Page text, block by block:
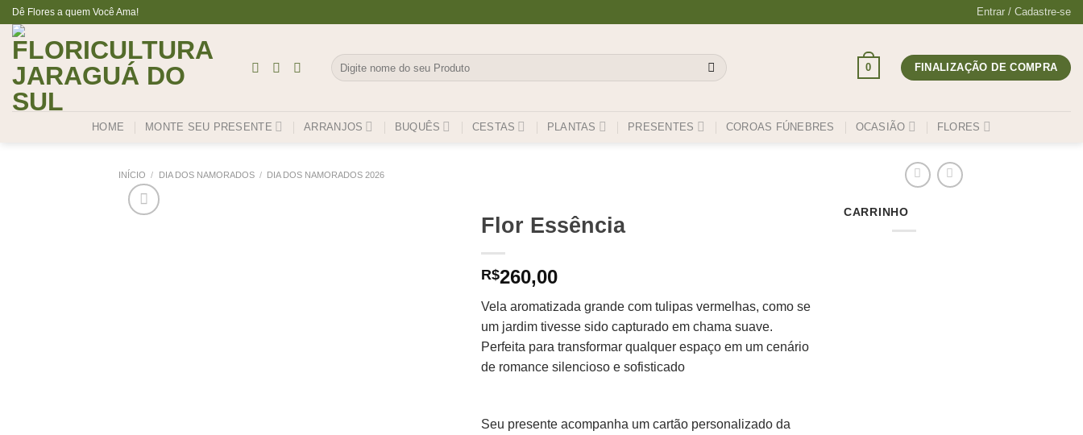
Skip
content
Dê Flores a quem Você Ama! Entrar / Cadastre-se
Pesquisar
por:
0 FINALIZAÇÃO DE COMPRA
HOME MONTE SEU PRESENTE ARRANJOS BUQUÊS CESTAS PLANTAS PRESENTES COROAS FÚNEBRES OCASIÃO FLORES
INÍCIO / DIA DOS NAMORADOS / DIA DOS NAMORADOS 2026
Flor Essência
R$260,00
Vela aromatizada grande com tulipas vermelhas, como se
um jardim tivesse sido capturado em chama suave.
Perfeita para transformar qualquer espaço em um cenário
de romance silencioso e sofisticado
Seu presente acompanha um cartão personalizado da
CARRINHO